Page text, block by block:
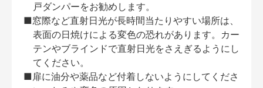
戸ダンパーをお勧めします。
■窓際など直射日光が長時間当たりやすい場所は、
表面の日焼けによる変色の恐れがあります。カー
テンやブラインドで直射日光をさえぎるようにし
てください。
■扉に油分や薬品など付着しないようにしてくださ